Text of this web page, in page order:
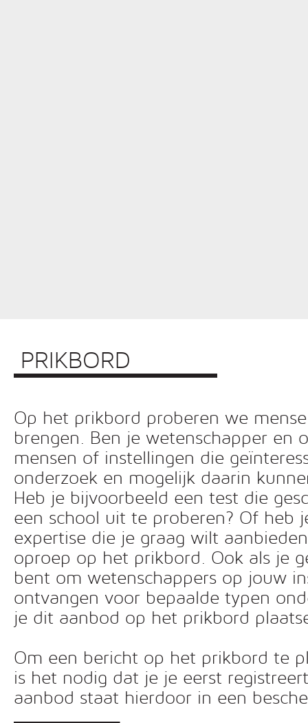
PRIKBORD
Op het prikbord proberen we
brengen. Ben je wetenschapper en
mensen of instellingen die
onderzoek en mogelijk daarin
Heb je bijvoorbeeld een test die
een school uit te proberen? Of heb
expertise die je graag wilt
oproep op het prikbord. Ook als je
bent om wetenschappers op jouw
ontvangen voor bepaalde typen
je dit aanbod op het prikbord
Om een bericht op het prikbord te
is het nodig dat je je eerst
aanbod staat hierdoor in een